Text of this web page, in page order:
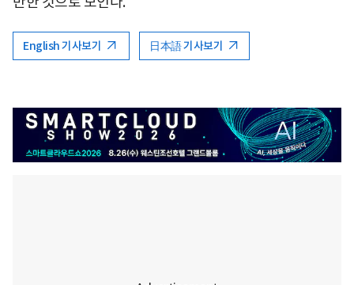
English 기사보기 日本語 기사보기